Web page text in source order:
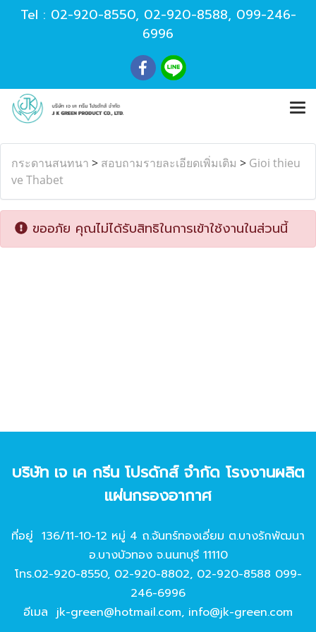
Tel : 02-920-8550, 02-920-8588, 099-246-
6996
กระดานสนทนา > สอบถามรายละเอียดเพิ่มเติม > Gioi thieu
ve Thabet
ขออภัย คุณไม่ได้รับสิทธิในการเข้าใช้งานในส่วนนี้
บริษัท เจ เค กรีน โปรดักส์ จํากัด โรงงานผลิต
แผ่นกรองอากาศ
ที่อยู่ 136/11-10-12 หมู่ 4 ถ.จันทร์ทองเอี่ยม ต.บางรักพัฒนา
อ.บางบัวทอง จ.นนทบุรี 11110
โทร.02-920-8550, 02-920-8802, 02-920-8588 099-
246-6996
อีเมล jk-green@hotmail.com, info@jk-green.com